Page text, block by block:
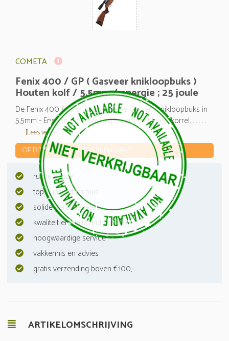
COMETA
Fenix 400 / GP ( Gasveer knikloopbuks )
Houten kolf / 5,5mm / energie ; 25 joule
De Fenix 400 5,5mm is een mooie Gasram knikloopbuks in
5,5mm - Energie; 25 joule.Uitgevoerd met keep/korrel. . . . . .
[Lees verder]
OP DIT MOMENT NIET VERKRIJGBAAR
ruime keuze
top gunsmith in huis
solide garantiebeleid
kwaliteit en veiligheid voorop
hoogwaardige service
vakkennis en advies
gratis verzending boven €100,-
ARTIKELOMSCHRIJVING